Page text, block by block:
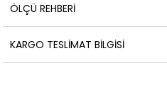
ÖLÇÜ REHBERI
KARGO TESLIMAT BILGISI